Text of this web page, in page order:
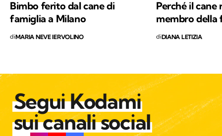
Bimbo ferito dal cane di
famiglia a Milano
diMARIA NEVE IERVOLINO
Perché il cane
membro della
diDIANA LETIZIA
Segui Kodami
sui canali social